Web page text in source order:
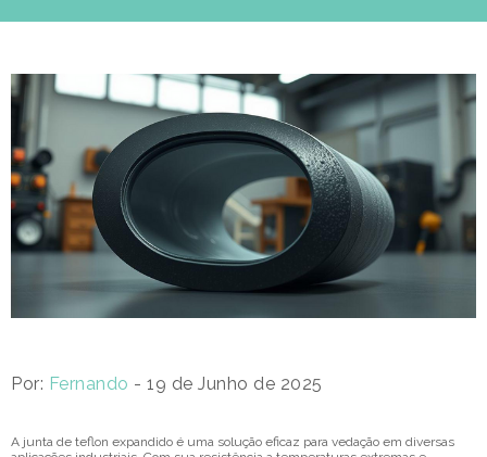
Por: Fernando - 19 de Junho de 2025
A junta de teflon expandido é uma solução eficaz para vedação em diversas